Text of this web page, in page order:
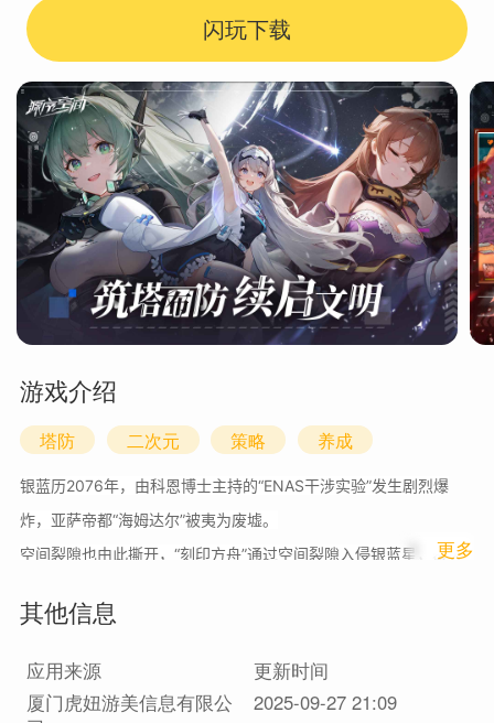
闪玩下载
游戏介绍
塔防 二次元 策略 养成
银蓝历2076年，由科恩博士主持的“ENAS干涉实验”发生剧烈爆
炸，亚萨帝都“海姆达尔”被夷为废墟。
空间裂隙也由此撕开，“刻印方舟”通过空间裂隙入侵银蓝星，覆灭
身为阿斯塔尔联合学院研究员的你，率领“链接者”，通过“思维超脑”
同时与银蓝星的意志“露斯”建立了意识连接。找回遗失的力量碎片
1 更多
其他信息
应用来源
更新时间
厦门虎妞游美信息有限公
2025-09-27 21:09